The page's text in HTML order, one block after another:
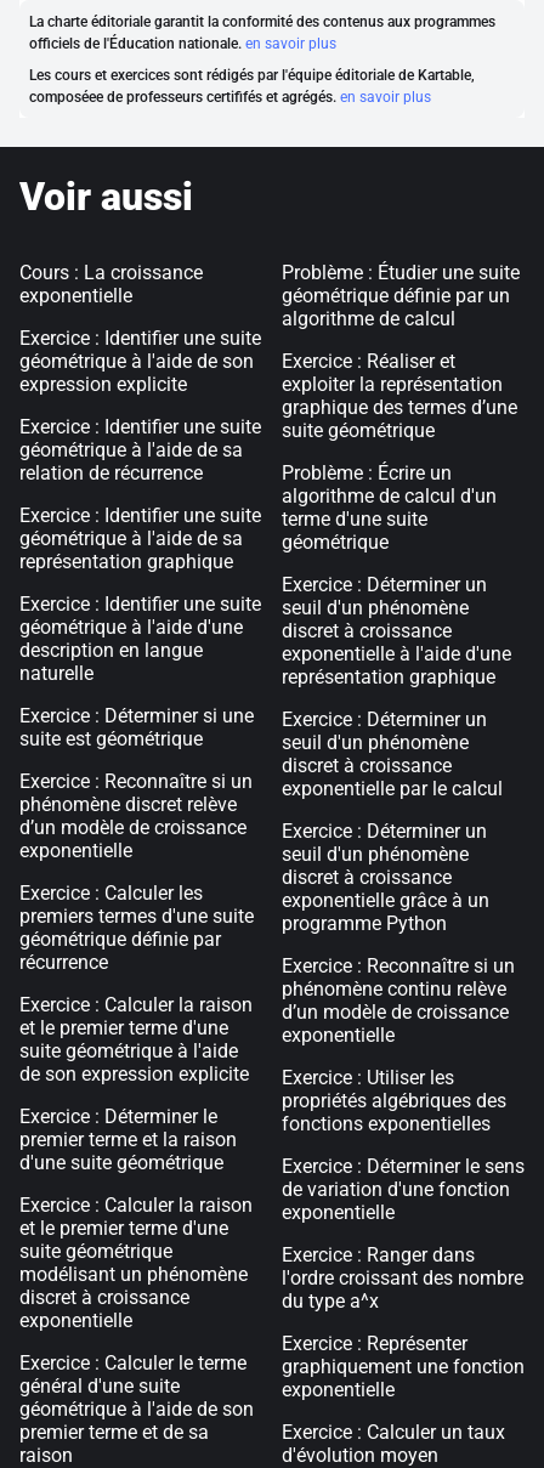
La charte éditoriale garantit la conformité des contenus aux programmes
officiels de l'Éducation nationale. en savoir plus
Les cours et exercices sont rédigés par l'équipe éditoriale de Kartable,
composéee de professeurs certififés et agrégés. en savoir plus
Voir aussi
Cours : La croissance
exponentielle
Exercice : Identifier une suite
géométrique à l'aide de son
expression explicite
Exercice : Identifier une suite
géométrique à l'aide de sa
relation de récurrence
Exercice : Identifier une suite
géométrique à l'aide de sa
représentation graphique
Exercice : Identifier une suite
géométrique à l'aide d'une
description en langue
naturelle
Exercice : Déterminer si une
suite est géométrique
Exercice : Reconnaître si un
phénomène discret relève
d’un modèle de croissance
exponentielle
Exercice : Calculer les
premiers termes d'une suite
géométrique définie par
récurrence
Exercice : Calculer la raison
et le premier terme d'une
suite géométrique à l'aide
de son expression explicite
Exercice : Déterminer le
premier terme et la raison
d'une suite géométrique
Exercice : Calculer la raison
et le premier terme d'une
suite géométrique
modélisant un phénomène
discret à croissance
exponentielle
Exercice : Calculer le terme
général d'une suite
géométrique à l'aide de son
premier terme et de sa
raison
Problème : Étudier une suite
géométrique définie par un
algorithme de calcul
Exercice : Réaliser et
exploiter la représentation
graphique des termes d’une
suite géométrique
Problème : Écrire un
algorithme de calcul d'un
terme d'une suite
géométrique
Exercice : Déterminer un
seuil d'un phénomène
discret à croissance
exponentielle à l'aide d'une
représentation graphique
Exercice : Déterminer un
seuil d'un phénomène
discret à croissance
exponentielle par le calcul
Exercice : Déterminer un
seuil d'un phénomène
discret à croissance
exponentielle grâce à un
programme Python
Exercice : Reconnaître si un
phénomène continu relève
d’un modèle de croissance
exponentielle
Exercice : Utiliser les
propriétés algébriques des
fonctions exponentielles
Exercice : Déterminer le sens
de variation d'une fonction
exponentielle
Exercice : Ranger dans
l'ordre croissant des nombre
du type a^x
Exercice : Représenter
graphiquement une fonction
exponentielle
Exercice : Calculer un taux
d'évolution moyen